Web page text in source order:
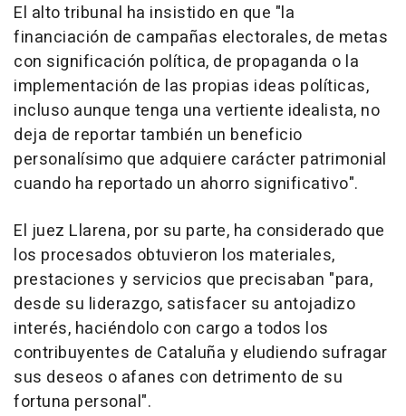
El alto tribunal ha insistido en que "la
financiación de campañas electorales, de metas
con significación política, de propaganda o la
implementación de las propias ideas políticas,
incluso aunque tenga una vertiente idealista, no
deja de reportar también un beneficio
personalísimo que adquiere carácter patrimonial
cuando ha reportado un ahorro significativo".
El juez Llarena, por su parte, ha considerado que
los procesados obtuvieron los materiales,
prestaciones y servicios que precisaban "para,
desde su liderazgo, satisfacer su antojadizo
interés, haciéndolo con cargo a todos los
contribuyentes de Cataluña y eludiendo sufragar
sus deseos o afanes con detrimento de su
fortuna personal".